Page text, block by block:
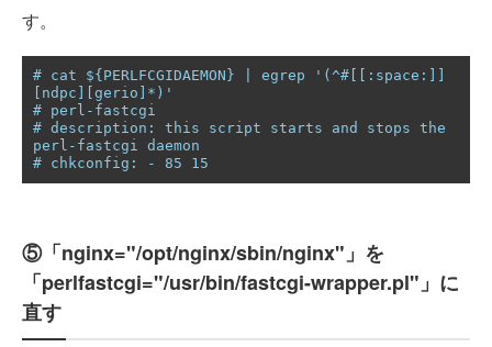
す。
# cat ${PERLFCGIDAEMON} | egrep '(^#[[:space:]]
[ndpc][gerio]*)'
# perl-fastcgi
# description: this script starts and stops the
perl-fastcgi daemon
# chkconfig: - 85 15
⑤「nginx="/opt/nginx/sbin/nginx"」を
「perlfastcgi="/usr/bin/fastcgi-wrapper.pl"」に
直す